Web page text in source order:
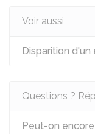
Voir aussi
Disparition
Questions ?
Peut-on